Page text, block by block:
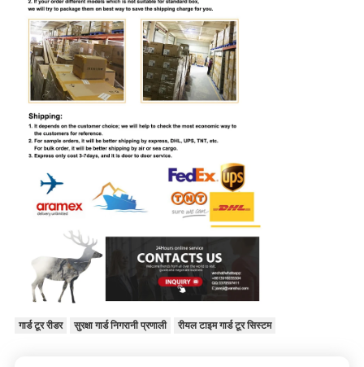
गार्ड टूर रीडर सुरक्षा गार्ड निगरानी प्रणाली रीयल टाइम गार्ड टूर सिस्टम